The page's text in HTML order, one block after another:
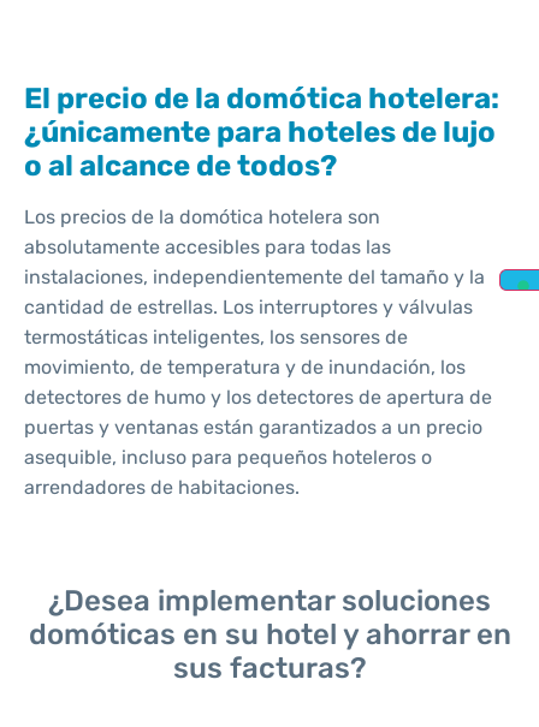
El precio de la domótica hotelera:
¿únicamente para hoteles de lujo
o al alcance de todos?
Los precios de la domótica hotelera son
absolutamente accesibles para todas las
instalaciones, independientemente del tamaño y la
cantidad de estrellas. Los interruptores y válvulas
termostáticas inteligentes, los sensores de
movimiento, de temperatura y de inundación, los
detectores de humo y los detectores de apertura de
puertas y ventanas están garantizados a un precio
asequible, incluso para pequeños hoteleros o
arrendadores de habitaciones.
¿Desea implementar soluciones
domóticas en su hotel y ahorrar en
sus facturas?